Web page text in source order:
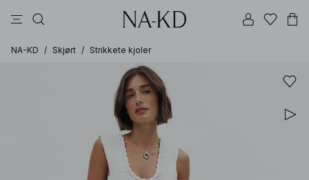
NA-KD / Skjørt / Strikkete kjoler